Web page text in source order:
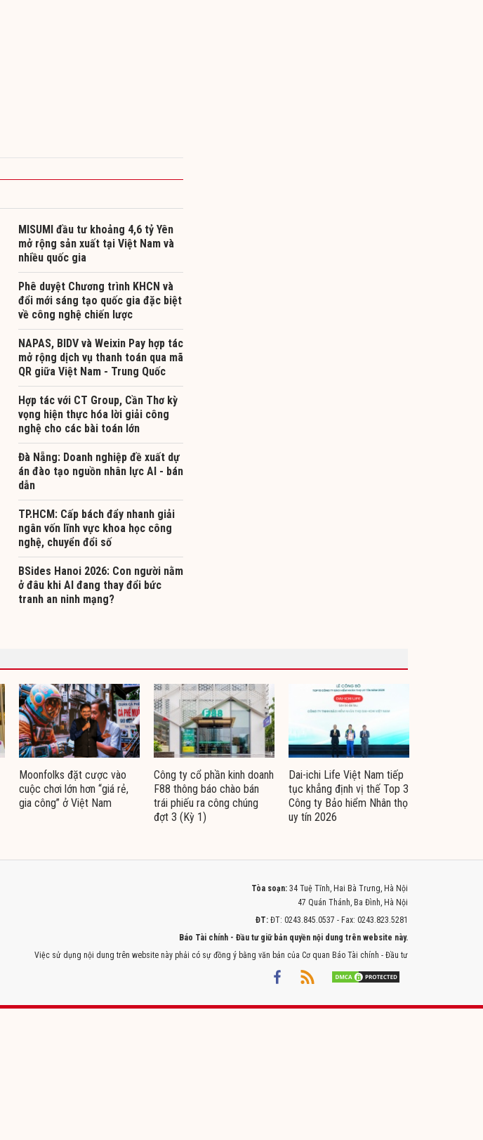
MISUMI đầu tư khoảng 4,6 tỷ Yên
mở rộng sản xuất tại Việt Nam và
nhiều quốc gia
Phê duyệt Chương trình KHCN và
đổi mới sáng tạo quốc gia đặc biệt
về công nghệ chiến lược
NAPAS, BIDV và Weixin Pay hợp tác
mở rộng dịch vụ thanh toán qua mã
QR giữa Việt Nam - Trung Quốc
Hợp tác với CT Group, Cần Thơ kỳ
vọng hiện thực hóa lời giải công
nghệ cho các bài toán lớn
Đà Nẵng: Doanh nghiệp đề xuất dự
án đào tạo nguồn nhân lực AI - bán
dẫn
TP.HCM: Cấp bách đẩy nhanh giải
ngân vốn lĩnh vực khoa học công
nghệ, chuyển đổi số
BSides Hanoi 2026: Con người nằm
ở đâu khi AI đang thay đổi bức
tranh an ninh mạng?
Moonfolks đặt cược vào
cuộc chơi lớn hơn “giá rẻ,
gia công” ở Việt Nam
Công ty cổ phần kinh doanh
F88 thông báo chào bán
trái phiếu ra công chúng
đợt 3 (Kỳ 1)
Dai-ichi Life Việt Nam tiếp
tục khẳng định vị thế Top 3
Công ty Bảo hiểm Nhân thọ
uy tín 2026
Tòa soạn: 34 Tuệ Tĩnh, Hai Bà Trưng, Hà Nội
47 Quán Thánh, Ba Đình, Hà Nội
ĐT: ĐT: 0243.845.0537 - Fax: 0243.823.5281
Báo Tài chính - Đầu tư giữ bản quyền nội dung trên website này.
Việc sử dụng nội dung trên website này phải có sự đồng ý bằng văn bản của Cơ quan Báo Tài chính - Đầu tư